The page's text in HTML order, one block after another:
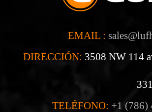
EMAIL :
DIRECCIÓN: 3508 NW 114
TELÉFONO: +1 (786)